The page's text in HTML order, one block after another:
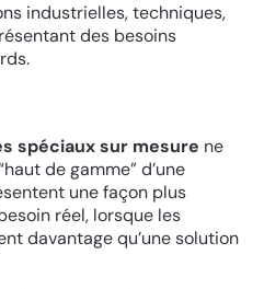
industrielles, techniques,
des besoins
spéciaux sur mesure ne
de gamme” d’une
une façon plus
réel, lorsque les
davantage qu’une solution